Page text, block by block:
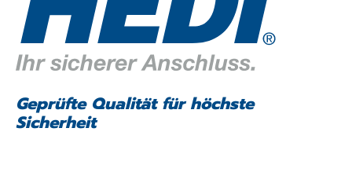
Geprüfte Qualität für höchste
Sicherheit